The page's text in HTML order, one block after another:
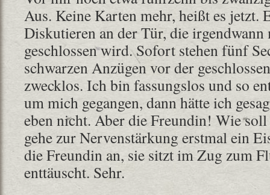
Aus. Keine Karten mehr, heißt es jetzt.
Diskutieren an der Tür, die
geschlossen wird. Sofort stehen fünf
schwarzen Anzügen vor der
zwecklos. Ich bin fassungslos und so
um mich gegangen, dann hätte ich
eben nicht. Aber die Freundin! Wie
gehe zur Nervenstärkung erstmal ein
die Freundin an, sie sitzt im Zug zum
enttäuscht. Sehr.